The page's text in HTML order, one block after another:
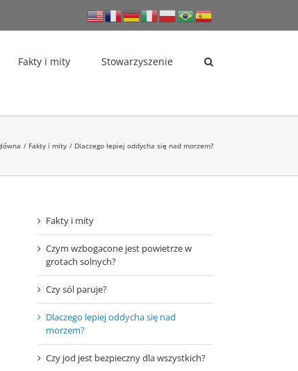
Fakty i mity Stowarzyszenie
Fakty i mity Dlaczego lepiej oddycha się nad morzem?
Fakty i mity
Czym wzbogacone jest powietrze w
grotach solnych?
Czy sól paruje?
Dlaczego lepiej oddycha się nad
morzem?
Czy jod jest bezpieczny dla wszystkich?